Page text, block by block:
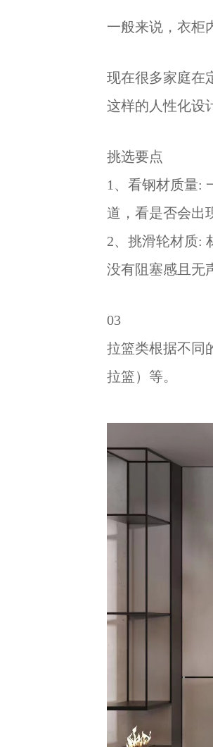
一般来说，衣柜
现在很多家庭在
这样的人性化设
挑选要点
1、看钢材质量:
道，看是否会出
2、挑滑轮材质:
没有阻塞感且无
03
拉篮类根据不同
拉篮）等。